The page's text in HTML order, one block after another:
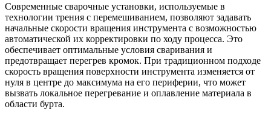
Современные сварочные установки, используемые в
технологии трения с перемешиванием, позволяют задавать
начальные скорости вращения инструмента с возможностью
автоматической их корректировки по ходу процесса. Это
обеспечивает оптимальные условия сваривания и
предотвращает перегрев кромок. При традиционном подходе
скорость вращения поверхности инструмента изменяется от
нуля в центре до максимума на его периферии, что может
вызвать локальное перегревание и оплавление материала в
области бурта.